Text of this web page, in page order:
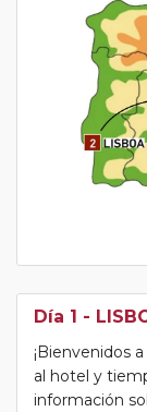
Día 1 -
¡Bienvenidos
al hotel y
información